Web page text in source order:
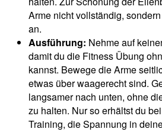
Arme nicht vollständig,
an.
Ausführung: Nehme auf
damit du die Fitness Übung
kannst. Bewege die Arme
etwas über waagerecht sind.
langsamer nach unten, ohne
zu halten. Nur so erhältst du
Training, die Spannung in